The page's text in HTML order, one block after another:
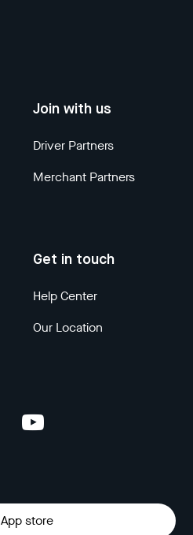
Join with us
Driver Partners
Merchant Partners
Get in touch
Help Center
Our Location
App store